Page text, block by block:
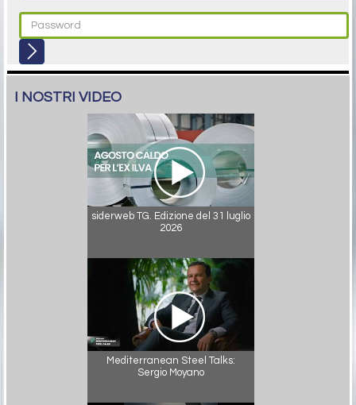
I NOSTRI VIDEO
siderweb TG. Edizione del 31 luglio
2026
Mediterranean Steel Talks:
Sergio Moyano